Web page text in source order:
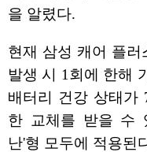
을 알렸다.
현재 삼성 캐어 플
발생 시 1회에 한해
배터리 건강 상태가
한 교체를 받을 수
난'형 모두에 적용된